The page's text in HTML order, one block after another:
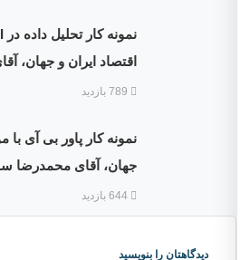
اقتصاد ایران و جهان،
نمونه کار پاور بی آی با
جهان، آقای محمدرضا
دیدگاهتان را بنویسید